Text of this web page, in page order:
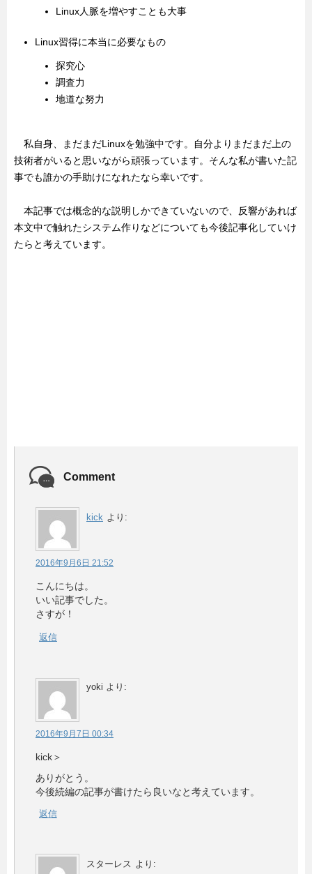
Linux人脈を増やすことも大事
Linux習得に本当に必要なもの
探究心
調査力
地道な努力
私自身、まだまだLinuxを勉強中です。自分よりまだまだ上の
技術者がいると思いながら頑張っています。そんな私が書いた記
事でも誰かの手助けになれたなら幸いです。
本記事では概念的な説明しかできていないので、反響があれば
本文中で触れたシステム作りなどについても今後記事化していけ
たらと考えています。
Comment
kick より:
2016年9月6日 21:52
こんにちは。
いい記事でした。
さすが！
返信
yoki より:
2016年9月7日 00:34
kick＞
ありがとう。
今後続編の記事が書けたら良いなと考えています。
返信
スターレス より: